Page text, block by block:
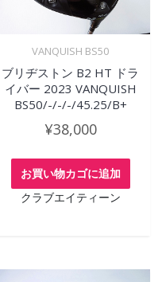
VANQUISH BS50
ブリヂストン B2 HT ドラ
イバー 2023 VANQUISH
BS50/-/-/-/45.25/B+
¥38,000
お買い物カゴに追加
クラブエイティーン